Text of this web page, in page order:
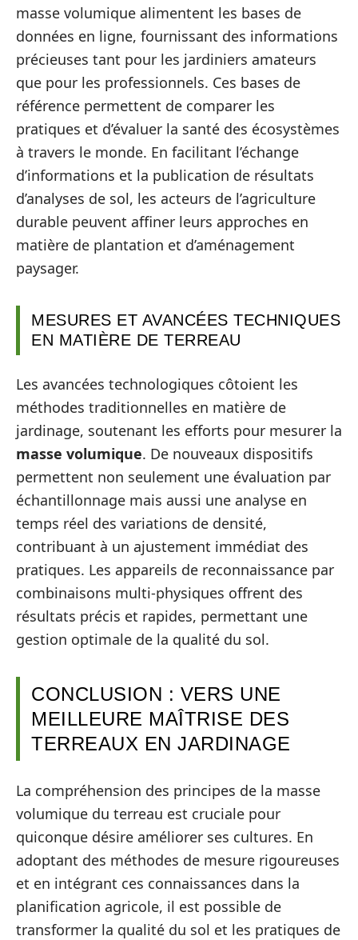
masse volumique alimentent les bases de
données en ligne, fournissant des informations
précieuses tant pour les jardiniers amateurs
que pour les professionnels. Ces bases de
référence permettent de comparer les
pratiques et d’évaluer la santé des écosystèmes
à travers le monde. En facilitant l’échange
d’informations et la publication de résultats
d’analyses de sol, les acteurs de l’agriculture
durable peuvent affiner leurs approches en
matière de plantation et d’aménagement
paysager.
MESURES ET AVANCÉES TECHNIQUES
EN MATIÈRE DE TERREAU
Les avancées technologiques côtoient les
méthodes traditionnelles en matière de
jardinage, soutenant les efforts pour mesurer la
masse volumique. De nouveaux dispositifs
permettent non seulement une évaluation par
échantillonnage mais aussi une analyse en
temps réel des variations de densité,
contribuant à un ajustement immédiat des
pratiques. Les appareils de reconnaissance par
combinaisons multi-physiques offrent des
résultats précis et rapides, permettant une
gestion optimale de la qualité du sol.
CONCLUSION : VERS UNE
MEILLEURE MAÎTRISE DES
TERREAUX EN JARDINAGE
La compréhension des principes de la masse
volumique du terreau est cruciale pour
quiconque désire améliorer ses cultures. En
adoptant des méthodes de mesure rigoureuses
et en intégrant ces connaissances dans la
planification agricole, il est possible de
transformer la qualité du sol et les pratiques de